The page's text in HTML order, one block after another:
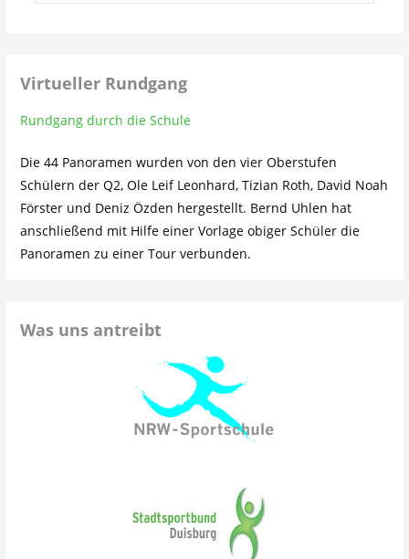
Virtueller Rundgang
Rundgang durch die Schule
Die 44 Panoramen wurden von den vier Oberstufen
Schülern der Q2, Ole Leif Leonhard, Tizian Roth, David Noah
Förster und Deniz Özden hergestellt. Bernd Uhlen hat
anschließend mit Hilfe einer Vorlage obiger Schüler die
Panoramen zu einer Tour verbunden.
Was uns antreibt